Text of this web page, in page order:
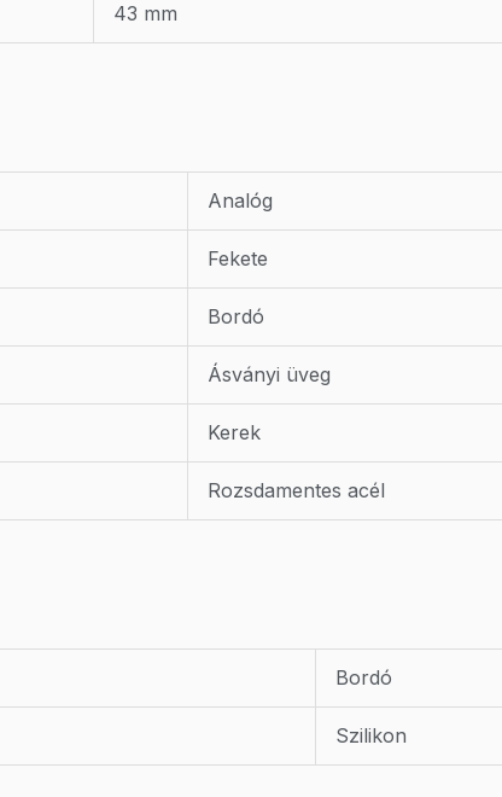
43 mm
Analóg
Fekete
Bordó
Ásványi üveg
Kerek
Rozsdamentes acél
Bordó
Szilikon